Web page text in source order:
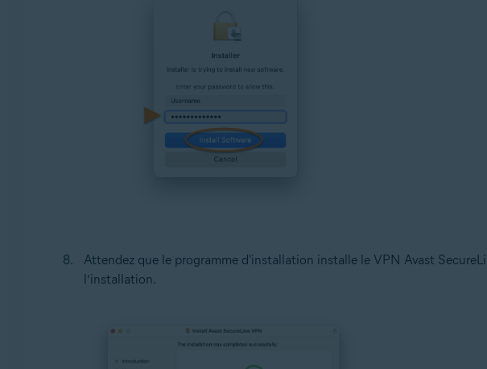
Attendez que le programme d'installation installe le VPN Avast
l’installation.